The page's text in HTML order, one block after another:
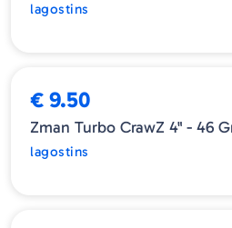
lagostins
€ 9.50
Zman Turbo CrawZ 4" - 46
lagostins